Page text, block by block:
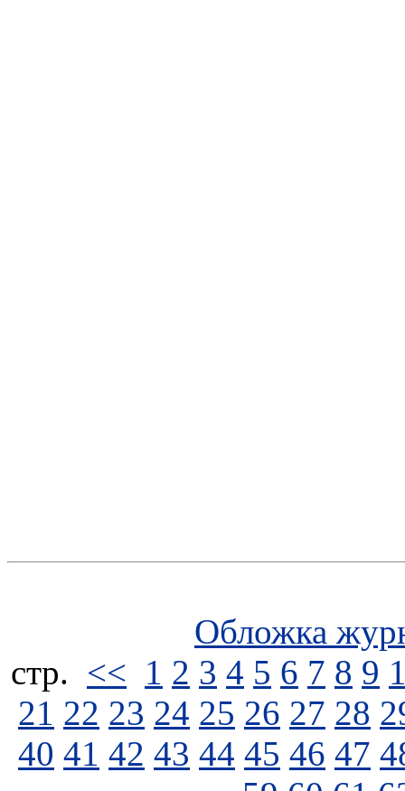
Обложка
стp. << 1 2 3 4 5 6 7 8 9
21 22 23 24 25 26 27 28
40 41 42 43 44 45 46 47